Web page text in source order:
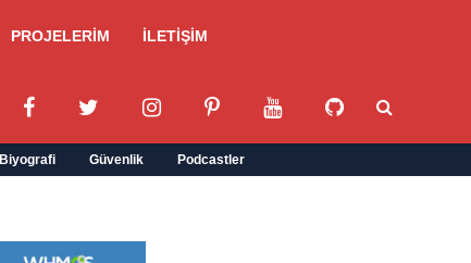
PROJELERİM İLETİŞİM
Biyografi Güvenlik Podcastler